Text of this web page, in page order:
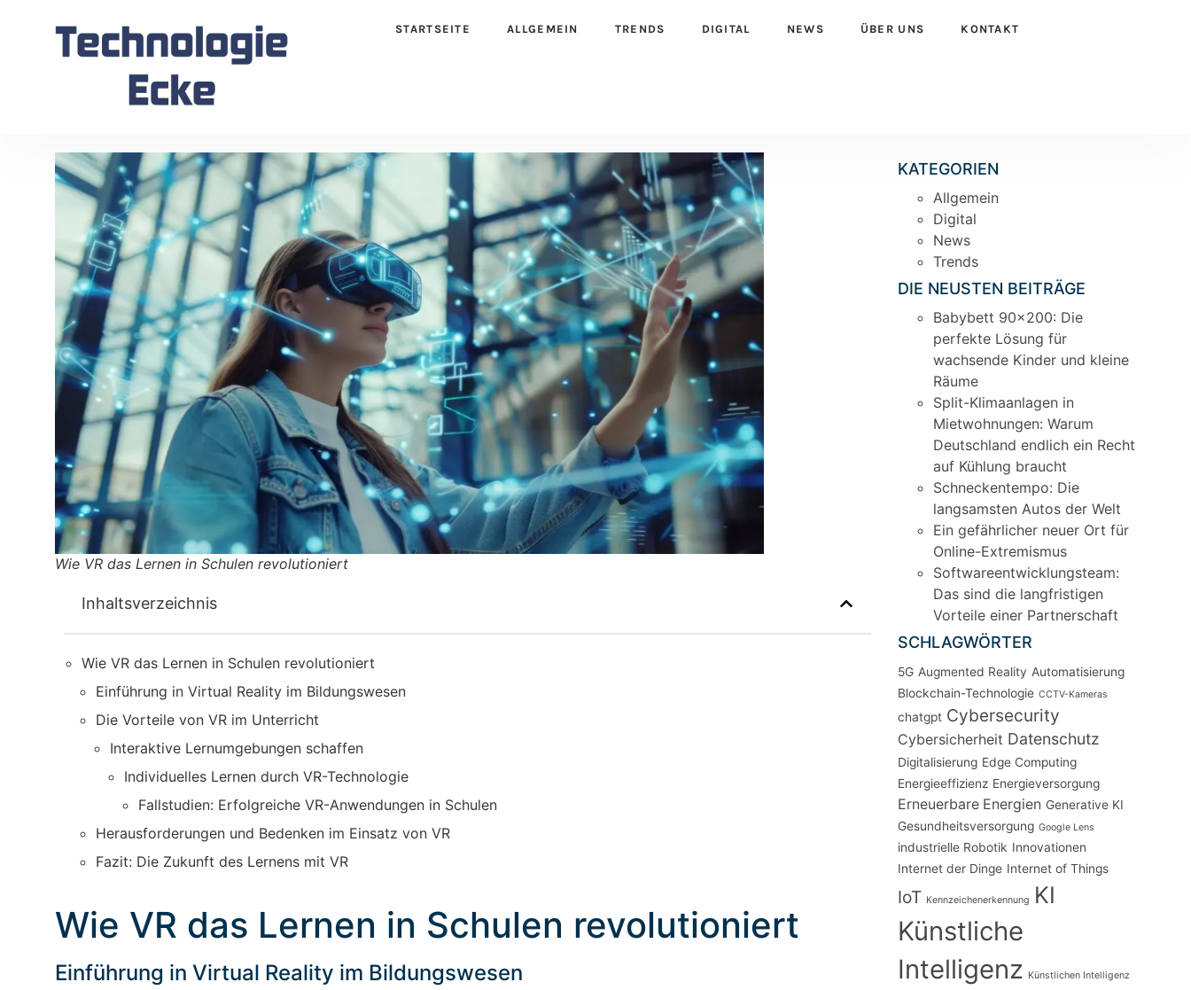
STARTSEITE ALLGEMEIN TRENDS DIGITAL NEWS ÜBER UNS KONTAKT
Wie VR das Lernen in Schulen revolutioniert
Inhaltsverzeichnis
Wie VR das Lernen in Schulen revolutioniert
Einführung in Virtual Reality im Bildungswesen
Die Vorteile von VR im Unterricht
Interaktive Lernumgebungen schaffen
Individuelles Lernen durch VR-Technologie
Fallstudien: Erfolgreiche VR-Anwendungen in Schulen
Herausforderungen und Bedenken im Einsatz von VR
Fazit: Die Zukunft des Lernens mit VR
Wie VR das Lernen in Schulen revolutioniert
Einführung in Virtual Reality im Bildungswesen
KATEGORIEN
Allgemein
Digital
News
Trends
DIE NEUSTEN BEITRÄGE
Babybett 90×200: Die
perfekte Lösung für
wachsende Kinder und kleine
Räume
Split-Klimaanlagen in
Mietwohnungen: Warum
Deutschland endlich ein Recht
auf Kühlung braucht
Schneckentempo: Die
langsamsten Autos der Welt
Ein gefährlicher neuer Ort für
Online-Extremismus
Softwareentwicklungsteam:
Das sind die langfristigen
Vorteile einer Partnerschaft
SCHLAGWÖRTER
5G Augmented Reality Automatisierung
Blockchain-Technologie CCTV-Kameras
chatgpt Cybersecurity
Cybersicherheit Datenschutz
Digitalisierung Edge Computing
Energieeffizienz Energieversorgung
Erneuerbare Energien Generative KI
Gesundheitsversorgung Google Lens
industrielle Robotik Innovationen
Internet der Dinge Internet of Things
IoT Kennzeichenerkennung KI
Künstliche
Intelligenz Künstlichen Intelligenz